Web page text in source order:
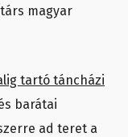
magyar
tartó táncházi
barátai
ad teret a